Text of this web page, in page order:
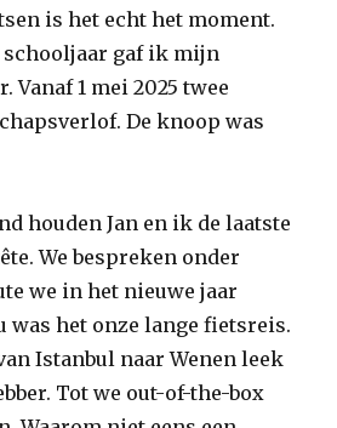
is het echt het moment.
schooljaar gaf ik mijn
Vanaf 1 mei 2025 twee
De knoop was
houden Jan en ik de laatste
We bespreken onder
we in het nieuwe jaar
was het onze lange fietsreis.
Istanbul naar Wenen leek
Tot we out-of-the-box